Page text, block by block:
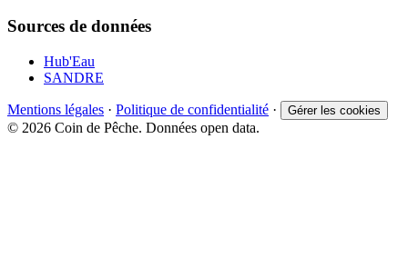
Sources de données
Hub'Eau
SANDRE
Mentions légales · Politique de confidentialité · Gérer les cookies
© 2026 Coin de Pêche. Données open data.